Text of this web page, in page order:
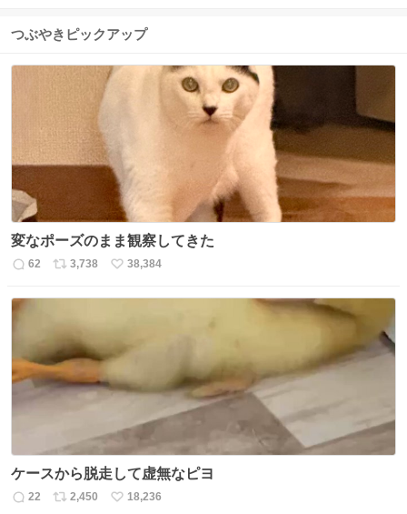
つぶやきピックアップ
変なポーズのまま観察してきた
返
数
62
リ
数
3,738
い
38,384
ケースから脱走して虚無なピヨ
返
22
リ
2,450
い
18,236